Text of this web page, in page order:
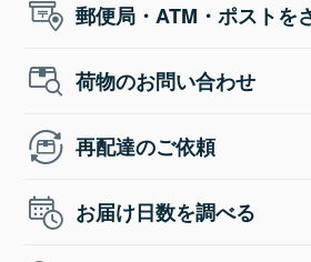
郵便局・ATM・ポストを
荷物のお問い合わせ
再配達のご依頼
お届け日数を調べる